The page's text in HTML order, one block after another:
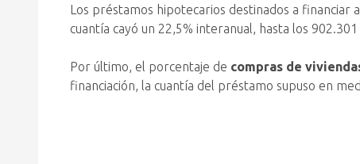
Los préstamos hipotecarios destinados a financiar
cuantía cayó un 22,5% interanual, hasta los
Por último, el porcentaje de compras de
financiación, la cuantía del préstamo supuso en